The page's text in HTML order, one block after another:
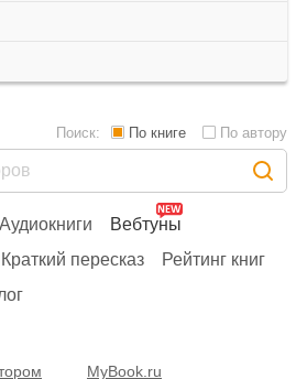
Аудиокниги
Вебтуны
Краткий пересказ
Рейтинг книг
Поиск: По книге По автору
MyBook.ru